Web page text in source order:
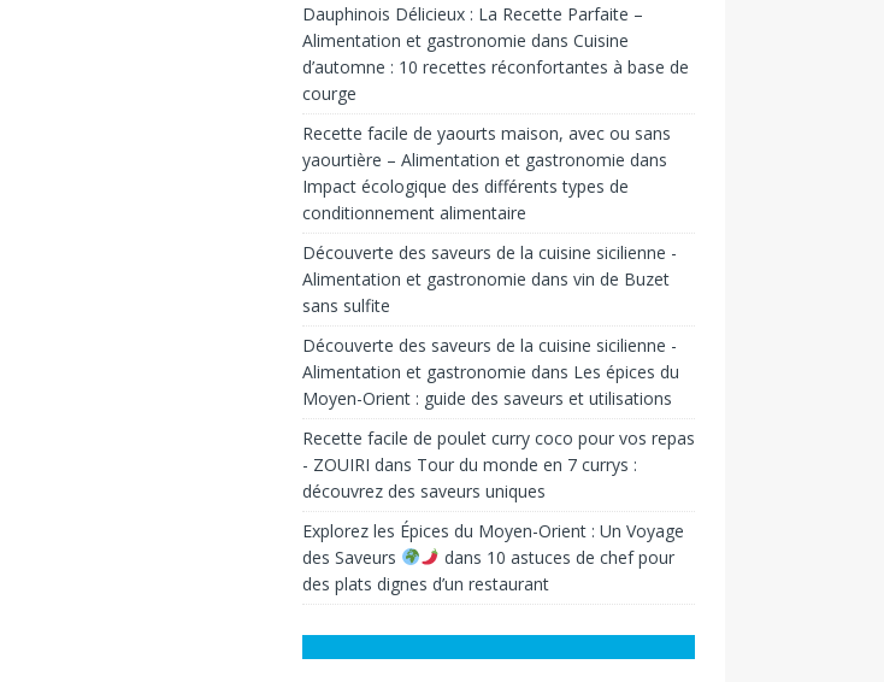
Dauphinois Délicieux : La Recette Parfaite –
Alimentation et gastronomie dans Cuisine
d’automne : 10 recettes réconfortantes à base de
courge
Recette facile de yaourts maison, avec ou sans
yaourtière – Alimentation et gastronomie dans
Impact écologique des différents types de
conditionnement alimentaire
Découverte des saveurs de la cuisine sicilienne -
Alimentation et gastronomie dans vin de Buzet
sans sulfite
Découverte des saveurs de la cuisine sicilienne -
Alimentation et gastronomie dans Les épices du
Moyen-Orient : guide des saveurs et utilisations
Recette facile de poulet curry coco pour vos repas
- ZOUIRI dans Tour du monde en 7 currys :
découvrez des saveurs uniques
Explorez les Épices du Moyen-Orient : Un Voyage
des Saveurs
dans 10 astuces de chef pour
des plats dignes d’un restaurant